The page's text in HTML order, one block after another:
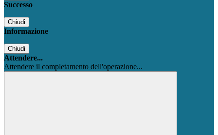
Successo
Chiudi
Informazione
Chiudi
Attendere...
Attendere il completamento dell'operazione...